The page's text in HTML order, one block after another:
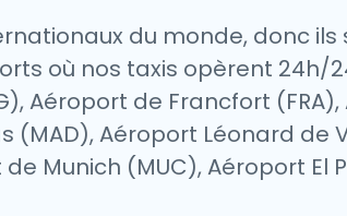
du monde, donc
où nos taxis opèrent 24h/
Aéroport de Francfort
(MAD), Aéroport Léonard de
Munich (MUC), Aéroport El